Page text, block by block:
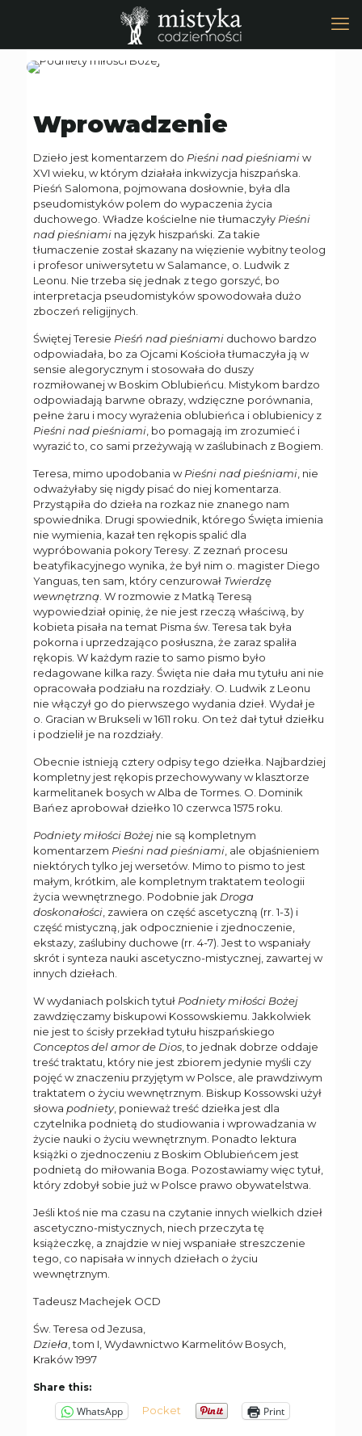
Wprowadzenie
Dzieło jest komentarzem do Pieśni nad pieśniamiw
XVI wieku, w którym działała inkwizycja hiszpańska.
Pieśń Salomona, pojmowana dosłownie, była dla
pseudomistyków polem do wypaczenia życia
duchowego. Władze kościelne nie tłumaczyły Pieśni
nad pieśniamina język hiszpański. Za takie
tłumaczenie został skazany na więzienie wybitny teolog
i profesor uniwersytetu w Salamance, o. Ludwik z
Leonu. Nie trzeba się jednak z tego gorszyć, bo
interpretacja pseudomistyków spowodowała dużo
zboczeń religijnych.
Świętej Teresie Pieśń nad pieśniamiduchowo bardzo
odpowiadała, bo za Ojcami Kościoła tłumaczyła ją w
sensie alegorycznym i stosowała do duszy
rozmiłowanej w Boskim Oblubieńcu. Mistykom bardzo
odpowiadają barwne obrazy, wdzięczne porównania,
pełne żaru i mocy wyrażenia oblubieńca i oblubienicy z
Pieśni nad pieśniami, bo pomagają im zrozumieć i
wyrazić to, co sami przeżywają w zaślubinach z Bogiem.
Teresa, mimo upodobania wPieśni nad pieśniami, nie
odważyłaby się nigdy pisać do niej komentarza.
Przystąpiła do dzieła na rozkaz nie znanego nam
spowiednika. Drugi spowiednik, którego Święta imienia
nie wymienia, kazał ten rękopis spalić dla
wypróbowania pokory Teresy. Z zeznań procesu
beatyfikacyjnego wynika, że był nim o. magister Diego
Yanguas, ten sam, który cenzurował Twierdzę
wewnętrzną. W rozmowie z Matką Teresą
wypowiedział opinię, że nie jest rzeczą właściwą, by
kobieta pisała na temat Pisma św. Teresa tak była
pokorna i uprzedzająco posłuszna, że zaraz spaliła
rękopis. W każdym razie to samo pismo było
redagowane kilka razy. Święta nie dała mu tytułu ani nie
opracowała podziału na rozdziały. O. Ludwik z Leonu
nie włączył go do pierwszego wydania dzieł. Wydał je
o. Gracian w Brukseli w 1611 roku. On też dał tytuł dziełku
i podzielił je na rozdziały.
Obecnie istnieją cztery odpisy tego dziełka. Najbardziej
kompletny jest rękopis przechowywany w klasztorze
karmelitanek bosych w Alba de Tormes. O. Dominik
Bańez aprobował dziełko 10 czerwca 1575 roku.
Podniety miłości Bożejnie są kompletnym
komentarzem Pieśni nad pieśniami, ale objaśnieniem
niektórych tylko jej wersetów. Mimo to pismo to jest
małym, krótkim, ale kompletnym traktatem teologii
życia wewnętrznego. Podobnie jak Droga
doskonałości, zawiera on część ascetyczną (rr. 1-3) i
część mistyczną, jak odpocznienie i zjednoczenie,
ekstazy, zaślubiny duchowe (rr. 4-7). Jest to wspaniały
skrót i synteza nauki ascetyczno-mistycznej, zawartej w
innych dziełach.
W wydaniach polskich tytuł Podniety miłości Bożej
zawdzięczamy biskupowi Kossowskiemu. Jakkolwiek
nie jest to ścisły przekład tytułu hiszpańskiego
Conceptos del amor de Dios, to jednak dobrze oddaje
treść traktatu, który nie jest zbiorem jedynie myśli czy
pojęć w znaczeniu przyjętym w Polsce, ale prawdziwym
traktatem o życiu wewnętrznym. Biskup Kossowski użył
słowa podniety, ponieważ treść dziełka jest dla
czytelnika podnietą do studiowania i wprowadzania w
życie nauki o życiu wewnętrznym. Ponadto lektura
książki o zjednoczeniu z Boskim Oblubieńcem jest
podnietą do miłowania Boga. Pozostawiamy więc tytuł,
który zdobył sobie już w Polsce prawo obywatelstwa.
Jeśli ktoś nie ma czasu na czytanie innych wielkich dzieł
ascetyczno-mistycznych, niech przeczyta tę
książeczkę, a znajdzie w niej wspaniałe streszczenie
tego, co napisała w innych dziełach o życiu
wewnętrznym.
Tadeusz Machejek OCD
Św. Teresa od Jezusa,
Dzieła, tom I, Wydawnictwo Karmelitów Bosych,
Kraków 1997
Share this:
WhatsApp Pocket Print